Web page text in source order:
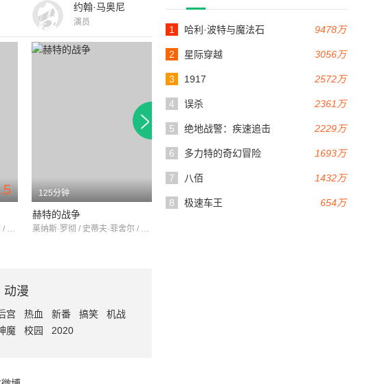
9478万
1 哈利·波特与魔法石
3056万
2 星际穿越
2572万
3 1917
2361万
4 误杀
2229万
5 绝地战警：疾速追击
1693万
6 多力特的奇幻冒险
1432万
7 八佰
654万
8 极速车王
约翰·马奥尼
演员
布鲁斯·威利斯 / 科林·法瑞尔 / 泰伦斯·霍华德
125分钟
赫特的战争
莱纳斯·罗彻 / 史蒂夫·菲舍尔 / 马塞尔·尤勒斯
动漫
宫 热血 新番 搞笑
机战
魔
校园 2020